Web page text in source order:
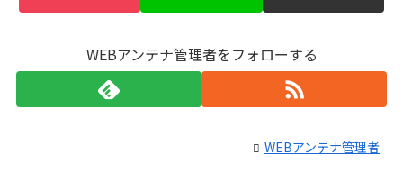
WEBアンテナ管理者をフォローする
WEBアンテナ管理者